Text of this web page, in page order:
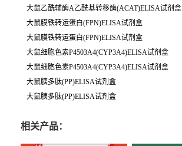
大鼠乙酰辅酶A乙酰基转移酶(ACAT)ELISA试剂盒
大鼠膜铁转运蛋白(FPN)ELISA试剂盒
大鼠膜铁转运蛋白(FPN)ELISA试剂盒
大鼠细胞色素P4503A4(CYP3A4)ELISA试剂盒
大鼠细胞色素P4503A4(CYP3A4)ELISA试剂盒
大鼠胰多肽(PP)ELISA试剂盒
大鼠胰多肽(PP)ELISA试剂盒
相关产品：